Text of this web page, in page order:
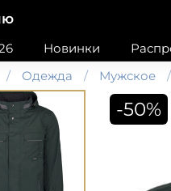
Новинки
Одежда Мужское
-50%